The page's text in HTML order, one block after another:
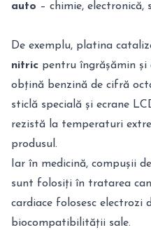
auto – chimie, electronică,
De exemplu, platina
nitric pentru îngrășămin
obțină benzină de cifră
sticlă specială și ecrane
rezistă la temperaturi
produsul.
Iar în medicină, compușii
sunt folosiți în tratarea
cardiace folosesc
biocompatibilității sale.